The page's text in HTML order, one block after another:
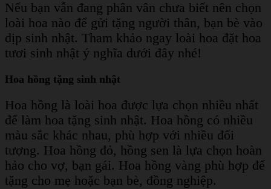
Nếu bạn vẫn đang phân vân chưa biết nên chọn
loài hoa nào để gửi tặng người thân, bạn bè vào
dịp sinh nhật. Tham khảo ngay loài hoa đặt hoa
tươi sinh nhật ý nghĩa dưới đây nhé!
Hoa hồng tặng sinh nhật
Hoa hồng là loài hoa được lựa chọn nhiều nhất
để làm hoa tặng sinh nhật. Hoa hồng có nhiều
màu sắc khác nhau, phù hợp với nhiều đối
tượng. Hoa hồng đỏ, hồng sen là lựa chọn hoàn
hảo cho vợ, bạn gái. Hoa hồng vàng phù hợp để
tặng cho mẹ hoặc bạn bè, đồng nghiệp.